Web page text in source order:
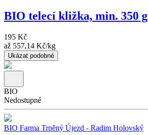
BIO telecí kližka, min. 350 g
195 Kč
až 557,14 Kč/kg
Ukázat podobné
BIO
Nedostupné
BIO Farma Trněný Újezd - Radim Holovský